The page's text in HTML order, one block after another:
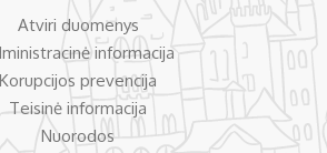
Atviri duomenys
informacija
Korupcijos prevencija
Teisinė informacija
Nuorodos